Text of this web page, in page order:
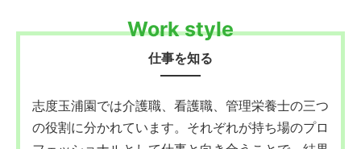
Work style
仕事を知る
志度玉浦園では介護職、看護職、管理栄養士の三つ
の役割に分かれています。それぞれが持ち場のプロ